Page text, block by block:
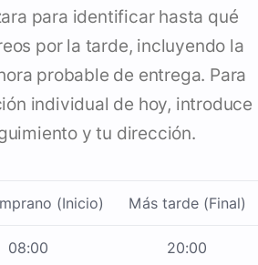
para identificar hasta qué
por la tarde, incluyendo la
probable de entrega. Para
individual de hoy, introduce
y tu dirección.
(Inicio) Más tarde (Final)
08:00 20:00